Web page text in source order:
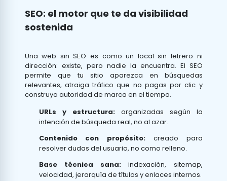
SEO: el motor que te da visibilidad
sostenida
Una web sin SEO es como un local sin letrero ni
dirección: existe, pero nadie la encuentra. El SEO
permite que tu sitio aparezca en búsquedas
relevantes, atraiga tráfico que no pagas por clic y
construya autoridad de marca en el tiempo.
URLs y estructura:organizadas según la
intención de búsqueda real, no al azar.
Contenido con propósito: creado para
resolver dudas del usuario, no como relleno.
Base técnica sana: indexación, sitemap,
velocidad, jerarquía de títulos y enlaces internos.